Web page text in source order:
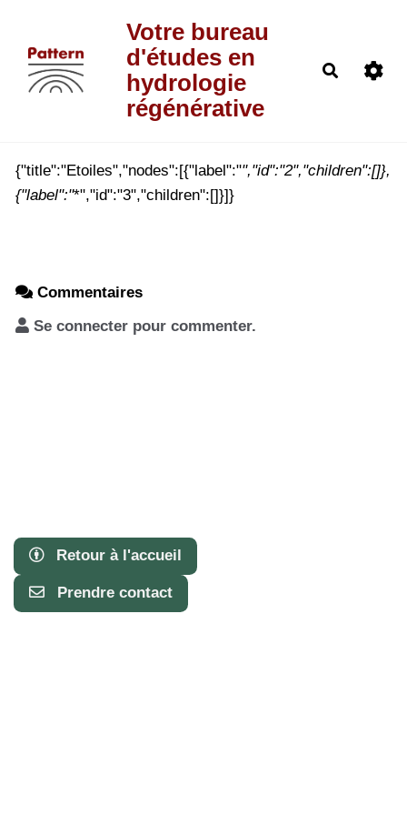
Aller au contenu principal
Votre bureau
d'études en
hydrologie
régénérative
{"title":"Etoiles","nodes":[{"label":"","id":"2","children":[]},
{"label":"*","id":"3","children":[]}]}
Commentaires
Se connecter pour commenter.
Retour à l'accueil
Prendre contact